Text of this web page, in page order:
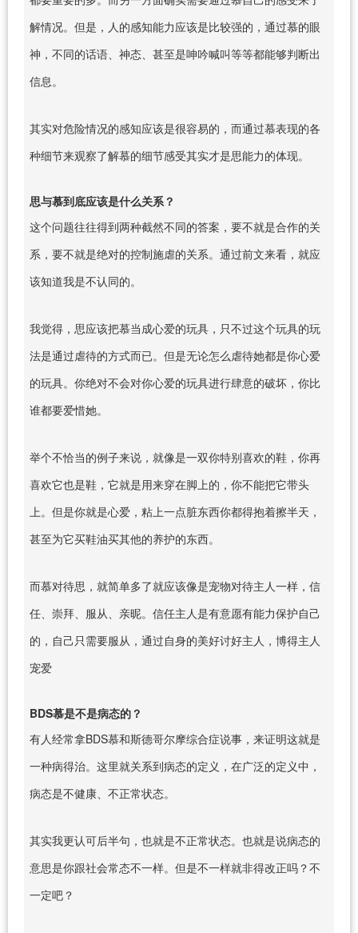
解情况。但是，人的感知能力应该是比较强的，通过慕的眼
神，不同的话语、神态、甚至是呻吟喊叫等等都能够判断出
信息。
其实对危险情况的感知应该是很容易的，而通过慕表现的各
种细节来观察了解慕的细节感受其实才是思能力的体现。
思与慕到底应该是什么关系？
这个问题往往得到两种截然不同的答案，要不就是合作的关
系，要不就是绝对的控制施虐的关系。通过前文来看，就应
该知道我是不认同的。
我觉得，思应该把慕当成心爱的玩具，只不过这个玩具的玩
法是通过虐待的方式而已。但是无论怎么虐待她都是你心爱
的玩具。你绝对不会对你心爱的玩具进行肆意的破坏，你比
谁都要爱惜她。
举个不恰当的例子来说，就像是一双你特别喜欢的鞋，你再
喜欢它也是鞋，它就是用来穿在脚上的，你不能把它带头
上。但是你就是心爱，粘上一点脏东西你都得抱着擦半天，
甚至为它买鞋油买其他的养护的东西。
而慕对待思，就简单多了就应该像是宠物对待主人一样，信
任、崇拜、服从、亲昵。信任主人是有意愿有能力保护自己
的，自己只需要服从，通过自身的美好讨好主人，博得主人
宠爱
BDS慕是不是病态的？
有人经常拿BDS慕和斯德哥尔摩综合症说事，来证明这就是
一种病得治。这里就关系到病态的定义，在广泛的定义中，
病态是不健康、不正常状态。
其实我更认可后半句，也就是不正常状态。也就是说病态的
意思是你跟社会常态不一样。但是不一样就非得改正吗？不
一定吧？